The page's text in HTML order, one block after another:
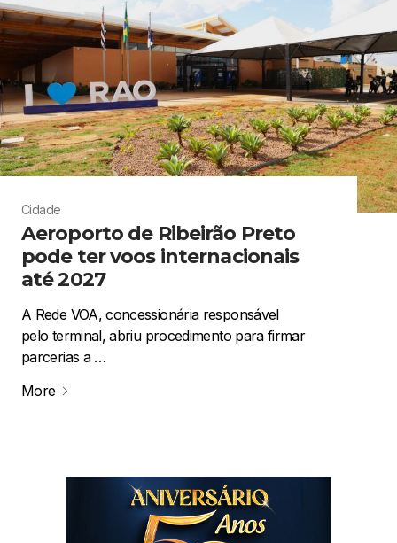
Cidade
Aeroporto de Ribeirão Preto
pode ter voos internacionais
até 2027
A Rede VOA, concessionária responsável
pelo terminal, abriu procedimento para firmar
parcerias a …
More